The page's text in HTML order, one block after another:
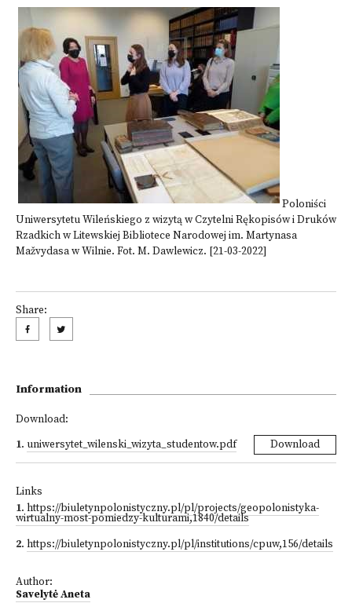
Poloniści
Uniwersytetu Wileńskiego z wizytą w Czytelni Rękopisów i Druków
Rzadkich w Litewskiej Bibliotece Narodowej im. Martynasa
Mažvydasa w Wilnie. Fot. M. Dawlewicz. [21-03-2022]
Share:
Information
Download:
1. uniwersytet_wilenski_wizyta_studentow.pdf Download
Links
1. https://biuletynpolonistyczny.pl/pl/projects/geopolonistyka-
wirtualny-most-pomiedzy-kulturami,1840/details
2. https://biuletynpolonistyczny.pl/pl/institutions/cpuw,156/details
Author:
Savelytė Aneta